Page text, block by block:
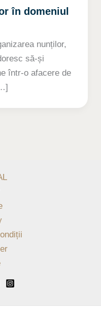
în domeniul
nunților,
să-și
într-o afacere de